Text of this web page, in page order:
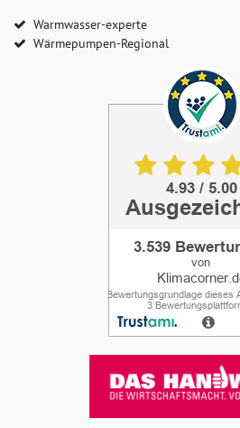
Warmwasser-experte
Wärmepumpen-Regional